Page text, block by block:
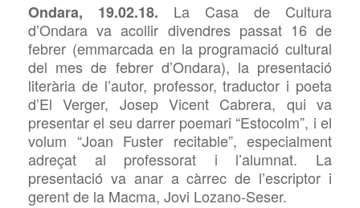
Ondara, 19.02.18. La Casa de Cultura
d’Ondara va acollir divendres passat 16 de
febrer (emmarcada en la programació cultural
del mes de febrer d’Ondara), la presentació
literària de l’autor, professor, traductor i poeta
d’El Verger, Josep Vicent Cabrera, qui va
presentar el seu darrer poemari “Estocolm”, i el
volum “Joan Fuster recitable”, especialment
adreçat al professorat i l’alumnat. La
presentació va anar a càrrec de l’escriptor i
gerent de la Macma, Jovi Lozano-Seser.